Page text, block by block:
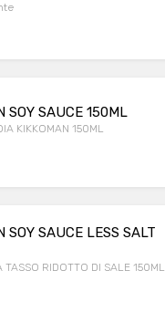
SOY SAUCE 150ML
KIKKOMAN 150ML
SOY SAUCE LESS SALT
TASSO RIDOTTO DI SALE 150ML